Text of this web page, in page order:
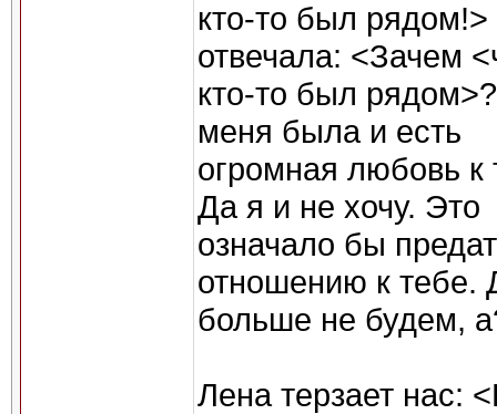
кто-то был
отвечала: <Зачем
кто-то был
меня была и есть
огромная любовь к
Да я и не хочу. Это
означало бы
отношению к тебе.
больше не будем,
Лена терзает нас: